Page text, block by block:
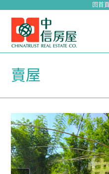
回首頁
賣屋